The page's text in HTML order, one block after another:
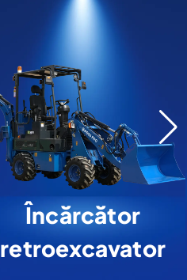
Încărcător
retroexcavator